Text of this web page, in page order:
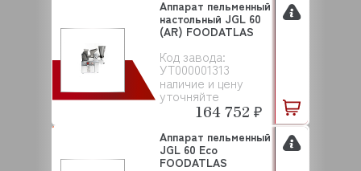
Код завода:
УТ000001313
наличие и цену
уточняйте
Аппарат пельменный
настольный JGL 60
(AR) FOODATLAS
164 752 ₽
Аппарат пельменный
JGL 60 Eco
FOODATLAS